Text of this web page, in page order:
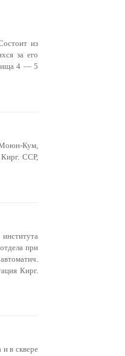
из
за его
4 — 5
Моюн-Кум,
ССР,
при
Кирг.
в сквере